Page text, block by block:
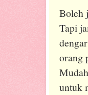
Boleh
Tapi
orang
untuk